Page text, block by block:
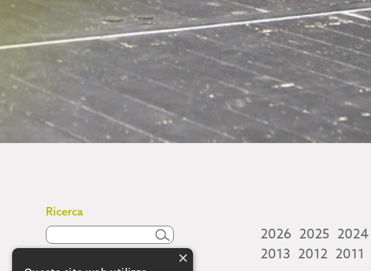
Ricerca
2026 2025 2024
2013 2012 2011
×